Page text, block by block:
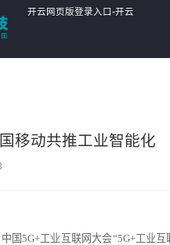
开云网页版登录入口-开云
移动共推工业智能化
国5G+工业互联网大会“5G+工业